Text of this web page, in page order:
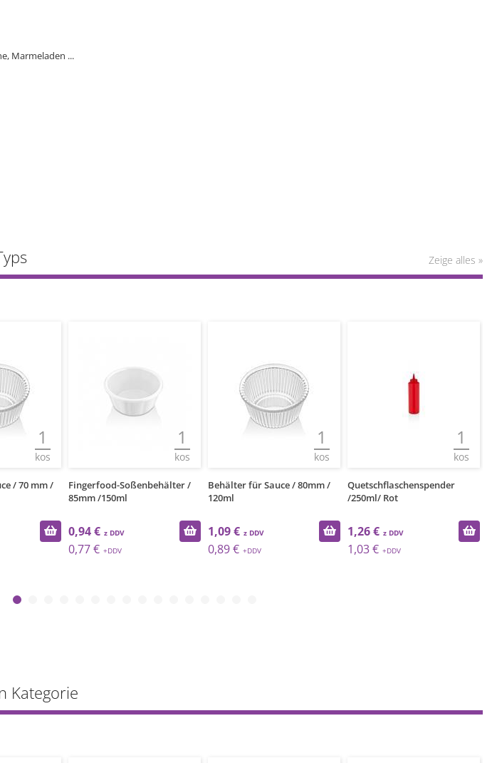
Marmeladen ...
Zeige alles »
1
kos
/ 70 mm /
1
kos
Fingerfood-Soßenbehälter /
85mm /150ml
0,94 €
0,77 €
1
kos
Behälter für Sauce / 80mm /
120ml
1,09 €
0,89 €
1
kos
Quetschflaschenspender
/250ml/ Rot
1,26 €
1,03 €
Kategorie